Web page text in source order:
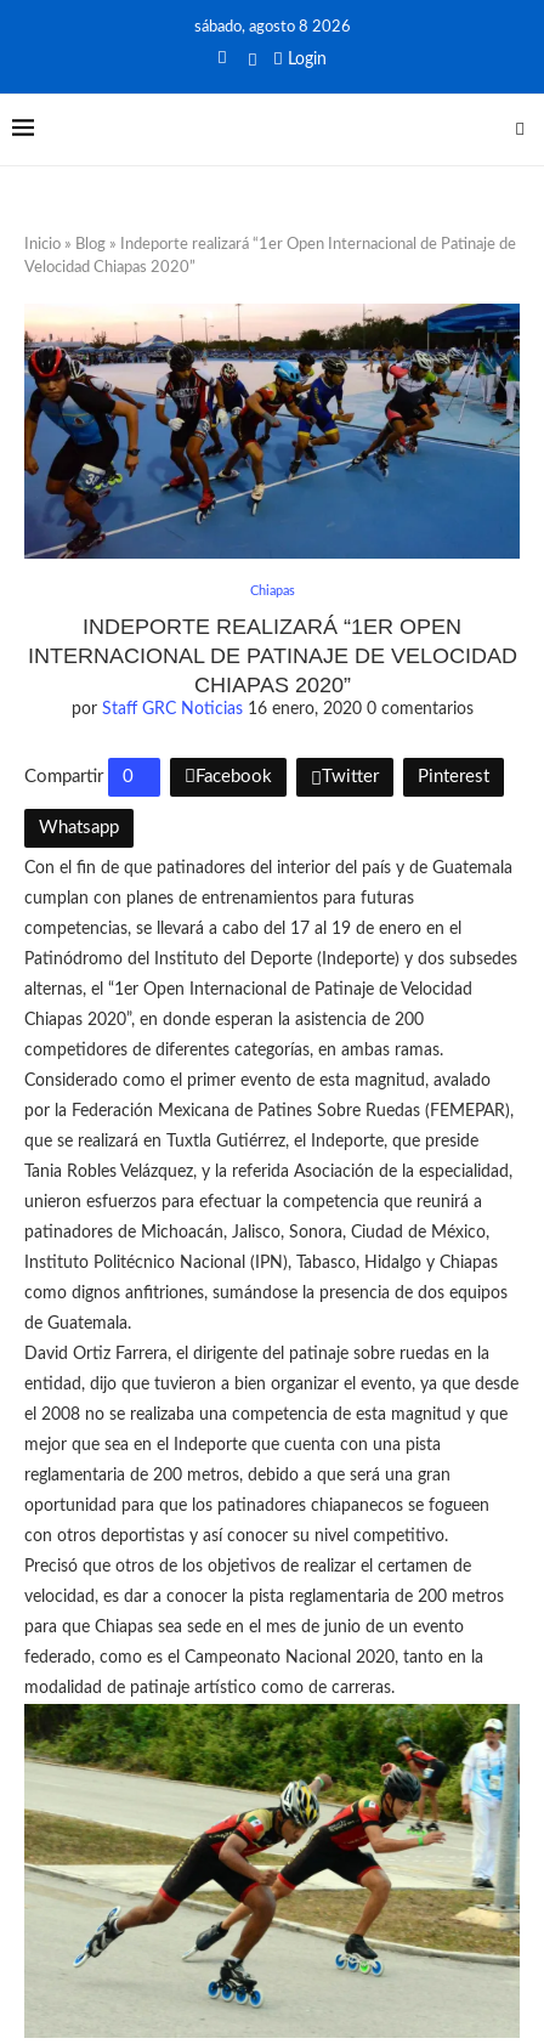
sábado, agosto 8 2026
Login
Inicio » Blog »
Indeporte realizará “1er Open Internacional de Patinaje de
Velocidad Chiapas 2020”
Chiapas
INDEPORTE REALIZARÁ “1ER OPEN
INTERNACIONAL DE PATINAJE DE VELOCIDAD
CHIAPAS 2020”
por Staff GRC Noticias 16 enero, 2020 0 comentarios
Compartir 0 Facebook Twitter Pinterest
Whatsapp
Con el fin de que patinadores del interior del país y de Guatemala
cumplan con planes de entrenamientos para futuras
competencias, se llevará a cabo del 17 al 19 de enero en el
Patinódromo del Instituto del Deporte (Indeporte) y dos subsedes
alternas, el “1er Open Internacional de Patinaje de Velocidad
Chiapas 2020”, en donde esperan la asistencia de 200
competidores de diferentes categorías, en ambas ramas.
Considerado como el primer evento de esta magnitud, avalado
por la Federación Mexicana de Patines Sobre Ruedas (FEMEPAR),
que se realizará en Tuxtla Gutiérrez, el Indeporte, que preside
Tania Robles Velázquez, y la referida Asociación de la especialidad,
unieron esfuerzos para efectuar la competencia que reunirá a
patinadores de Michoacán, Jalisco, Sonora, Ciudad de México,
Instituto Politécnico Nacional (IPN), Tabasco, Hidalgo y Chiapas
como dignos anfitriones, sumándose la presencia de dos equipos
de Guatemala.
David Ortiz Farrera, el dirigente del patinaje sobre ruedas en la
entidad, dijo que tuvieron a bien organizar el evento, ya que desde
el 2008 no se realizaba una competencia de esta magnitud y que
mejor que sea en el Indeporte que cuenta con una pista
reglamentaria de 200 metros, debido a que será una gran
oportunidad para que los patinadores chiapanecos se fogueen
con otros deportistas y así conocer su nivel competitivo.
Precisó que otros de los objetivos de realizar el certamen de
velocidad, es dar a conocer la pista reglamentaria de 200 metros
para que Chiapas sea sede en el mes de junio de un evento
federado, como es el Campeonato Nacional 2020, tanto en la
modalidad de patinaje artístico como de carreras.